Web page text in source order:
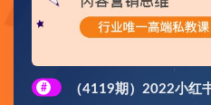
#
（4119期）2022小红